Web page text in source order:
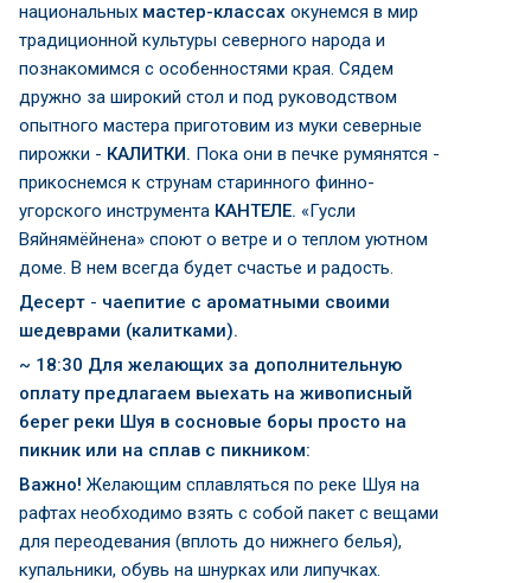
национальных мастер-классах окунемся в мир
традиционной культуры северного народа и
познакомимся с особенностями края. Сядем
дружно за широкий стол и под руководством
опытного мастера приготовим из муки северные
пирожки - КАЛИТКИ. Пока они в печке румянятся -
прикоснемся к струнам старинного финно-
угорского инструмента КАНТЕЛЕ. «Гусли
Вяйнямёйнена» споют о ветре и о теплом уютном
доме. В нем всегда будет счастье и радость.
Десерт - чаепитие с ароматными своими
шедеврами (калитками).
~ 18:30 Для желающих за дополнительную
оплату предлагаем выехать на живописный
берег реки Шуя в сосновые боры просто на
пикник или на сплав с пикником:
Важно! Желающим сплавляться по реке Шуя на
рафтах необходимо взять с собой пакет с вещами
для переодевания (вплоть до нижнего белья),
купальники, обувь на шнурках или липучках.